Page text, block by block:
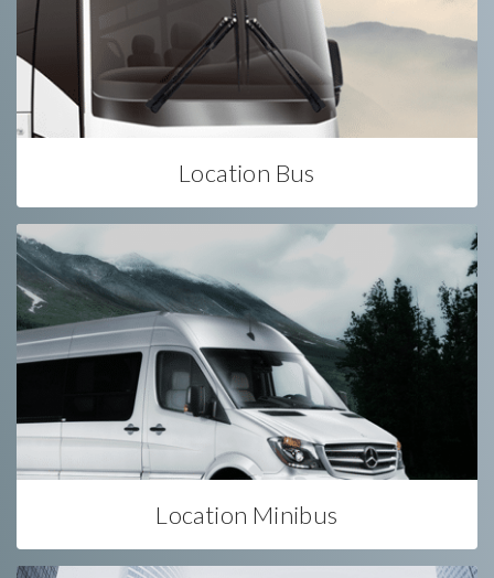
Location Bus
Location Minibus